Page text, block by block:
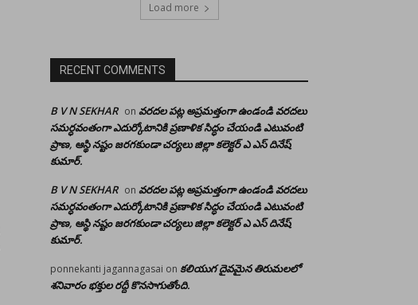
Load more
RECENT COMMENTS
B V N SEKHAR on వరదల పట్ల అప్రమత్తంగా ఉండండి వరదలు
సమర్ధవంతంగా ఎదుర్కోటానికి ప్రణాళిక సిద్ధం చేయండి ఎటువంటి
ప్రాణ, ఆస్థి నష్టం జరగకుండా చర్యలు జిల్లా కలెక్టర్ ఎ ఎస్ దినేష్
కుమార్.
B V N SEKHAR on వరదల పట్ల అప్రమత్తంగా ఉండండి వరదలు
సమర్ధవంతంగా ఎదుర్కోటానికి ప్రణాళిక సిద్ధం చేయండి ఎటువంటి
ప్రాణ, ఆస్థి నష్టం జరగకుండా చర్యలు జిల్లా కలెక్టర్ ఎ ఎస్ దినేష్
కుమార్.
ponnekanti jagannagasai on కలియుగ దైవమైన తిరుమలలో
శనివారం భక్తుల రద్దీ కొనసాగుతోంది.